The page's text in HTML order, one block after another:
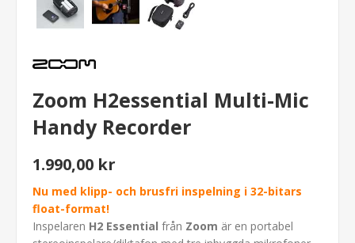
Zoom H2essential Multi-Mic
Handy Recorder
1.990,00 kr
Nu med klipp- och brusfri inspelning i 32-bitars
float-format!
Inspelaren H2 Essential från Zoom är en portabel